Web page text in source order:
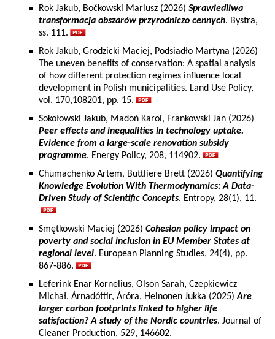
Rok Jakub, Boćkowski Mariusz (2026) Sprawiedliwa
transformacja obszarów przyrodniczo cennych. Bystra,
ss. 111.
Rok Jakub, Grodzicki Maciej, Podsiadło Martyna (2026)
The uneven benefits of conservation: A spatial analysis
of how different protection regimes influence local
development in Polish municipalities. Land Use Policy,
vol. 170,108201, pp. 15.
Sokołowski Jakub, Madoń Karol, Frankowski Jan (2026)
Peer effects and inequalities in technology uptake.
Evidence from a large-scale renovation subsidy
programme. Energy Policy, 208, 114902.
Chumachenko Artem, Buttliere Brett (2026) Quantifying
Knowledge Evolution With Thermodynamics: A Data-
Driven Study of Scientific Concepts. Entropy, 28(1), 11.
Smętkowski Maciej (2026) Cohesion policy impact on
poverty and social inclusion in EU Member States at
regional level. European Planning Studies, 24(4), pp.
867-886.
Leferink Enar Kornelius, Olson Sarah, Czepkiewicz
Michał, Árnadóttir, Áróra, Heinonen Jukka (2025)Are
larger carbon footprints linked to higher life
satisfaction? A study of the Nordic countries. Journal of
Cleaner Production, 529, 146602.